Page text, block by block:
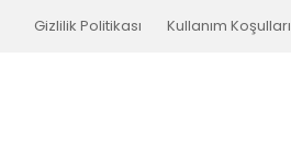
Gizlilik Politikası
Kullanım Koşulları